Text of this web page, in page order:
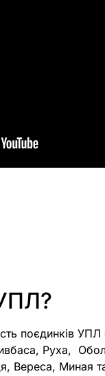
поєдинків
Руха,
Вереса, Миная